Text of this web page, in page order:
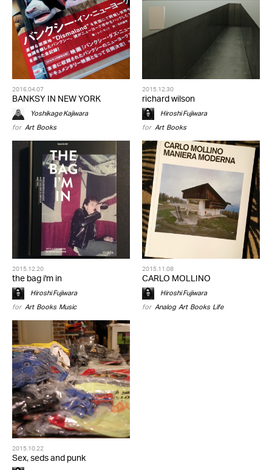
2016.04.07
BANKSY IN NEW YORK
Yoshikage Kajiwara
for Art,Books
2015.12.30
richard wilson
Hiroshi Fujiwara
for Art,Books
2015.12.20
the bag i'm in
Hiroshi Fujiwara
for Art,Books,Music
2015.11.08
CARLO MOLLINO
Hiroshi Fujiwara
for Analog,Art,Books,Life
2015.10.22
Sex, seds and punk